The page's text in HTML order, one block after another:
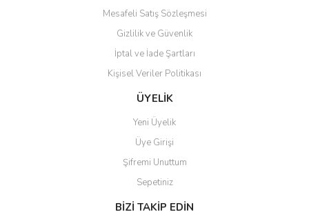
Mesafeli Satış Sözleşmesi
Gizlilik ve Güvenlik
İptal ve İade Şartları
Kişisel Veriler Politikası
ÜYELİK
Yeni Üyelik
Üye Girişi
Şifremi Unuttum
Sepetiniz
BİZİ TAKİP EDİN